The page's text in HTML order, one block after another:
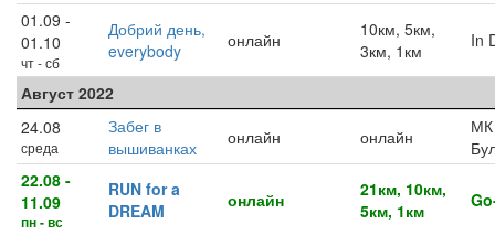
01.09 -
01.10
чт - сб
Добрий день,
everybody
онлайн
10км, 5км,
3км, 1км
In
Август 2022
24.08
среда
Забег в
вышиванках
онлайн онлайн
МК
22.08 -
11.09
пн - вс
RUN for a
DREAM
онлайн
21км, 10км,
5км, 1км